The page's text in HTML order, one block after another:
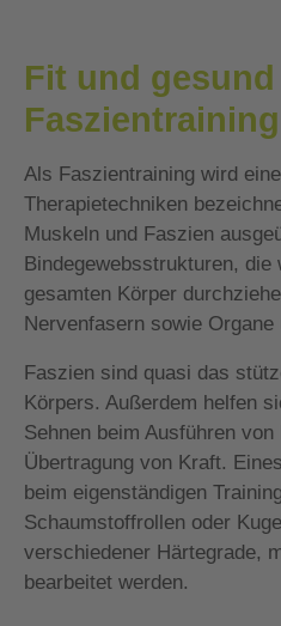
Fit und
Faszientraining
Als Faszientraining wird
Therapietechniken
Muskeln und Faszien
Bindegewebsstrukturen, die
gesamten Körper
Nervenfasern sowie
Faszien sind quasi das
Körpers. Außerdem helfen
Sehnen beim Ausführen
Übertragung von Kraft.
beim eigenständigen
Schaumstoffrollen oder
verschiedener Härtegrade,
bearbeitet werden.